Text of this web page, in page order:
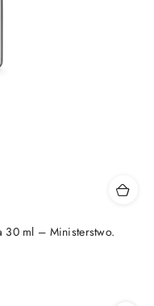
30 ml – Ministerstwo.